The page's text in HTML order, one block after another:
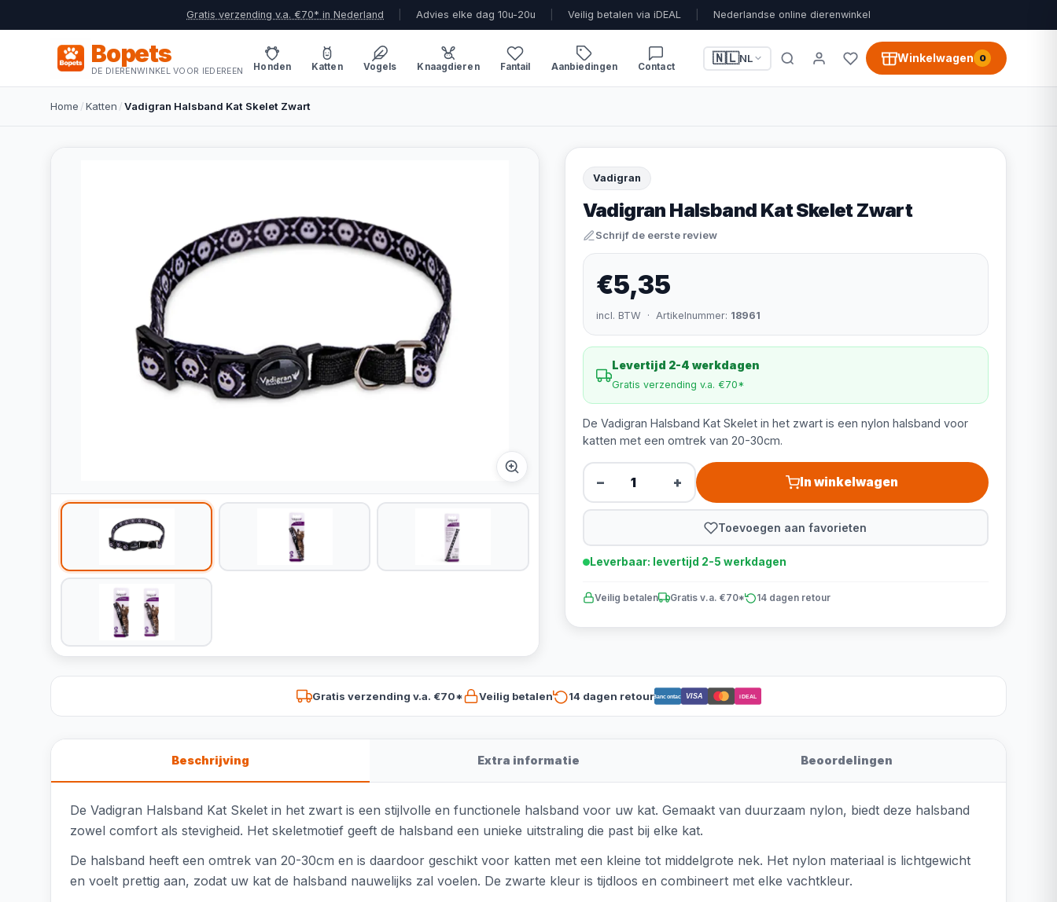
Gratis verzending v.a. €70* in Nederland Advies elke dag 10u-20u Veilig betalen via iDEAL Nederlandse online dierenwinkel
Bopets
DE DIERENWINKEL VOOR IEDEREEN Honden Katten Vogels Knaagdieren Fantail Aanbiedingen Contact
🇳🇱NL Winkelwagen 0
Home /Katten /Vadigran Halsband Kat Skelet Zwart
Vadigran
Vadigran Halsband Kat Skelet Zwart
Schrijf de eerste review
€5,35
incl. BTW · Artikelnummer: 18961
Levertijd 2-4 werkdagen
Gratis verzending v.a. €70*
De Vadigran Halsband Kat Skelet in het zwart is een nylon halsband voor
katten met een omtrek van 20-30cm.
− + In winkelwagen
Toevoegen aan favorieten
Leverbaar: levertijd 2-5 werkdagen
Veilig betalen Gratis v.a. €70* 14 dagen retour
Gratis verzending v.a. €70* Veilig betalen 14 dagen retourBancontact VISA iDEAL
Beschrijving Extra informatie Beoordelingen
De Vadigran Halsband Kat Skelet in het zwart is een stijlvolle en functionele halsband voor uw kat. Gemaakt van duurzaam nylon, biedt deze halsband
zowel comfort als stevigheid. Het skeletmotief geeft de halsband een unieke uitstraling die past bij elke kat.
De halsband heeft een omtrek van 20-30cm en is daardoor geschikt voor katten met een kleine tot middelgrote nek. Het nylon materiaal is lichtgewicht
en voelt prettig aan, zodat uw kat de halsband nauwelijks zal voelen. De zwarte kleur is tijdloos en combineert met elke vachtkleur.